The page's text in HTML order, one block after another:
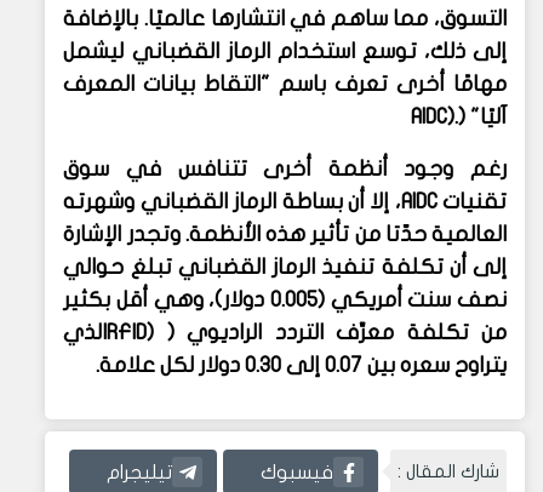
التسوق، مما ساهم في انتشارها عالميًا. بالإضافة
إلى ذلك، توسع استخدام الرماز القضباني ليشمل
مهامًا أخرى تعرف باسم "التقاط بيانات المعرف
آليًا" (AIDC).
رغم وجود أنظمة أخرى تتنافس في سوق
تقنياتAIDC، إلا أن بساطة الرماز القضباني وشهرته
العالمية حدّتا من تأثير هذه الأنظمة. وتجدر الإشارة
إلى أن تكلفة تنفيذ الرماز القضباني تبلغ حوالي
نصف سنت أمريكي (0.005 دولار)، وهي أقل بكثير
من تكلفة معرِّف التردد الراديوي ( RFID)الذي
يتراوح سعره بين 0.07 إلى 0.30 دولار لكل علامة.
شارك المقال : فيسبوك تيليجرام